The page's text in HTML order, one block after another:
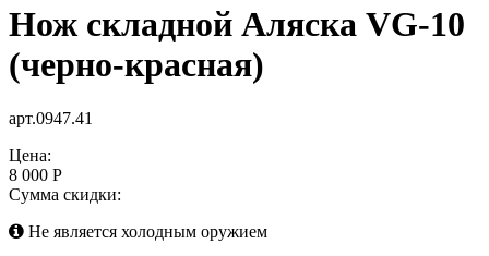
Нож складной Аляска VG-10
(черно-красная)
арт.0947.41
Цена:
8 000 Р
Сумма скидки:
Не является холодным оружием